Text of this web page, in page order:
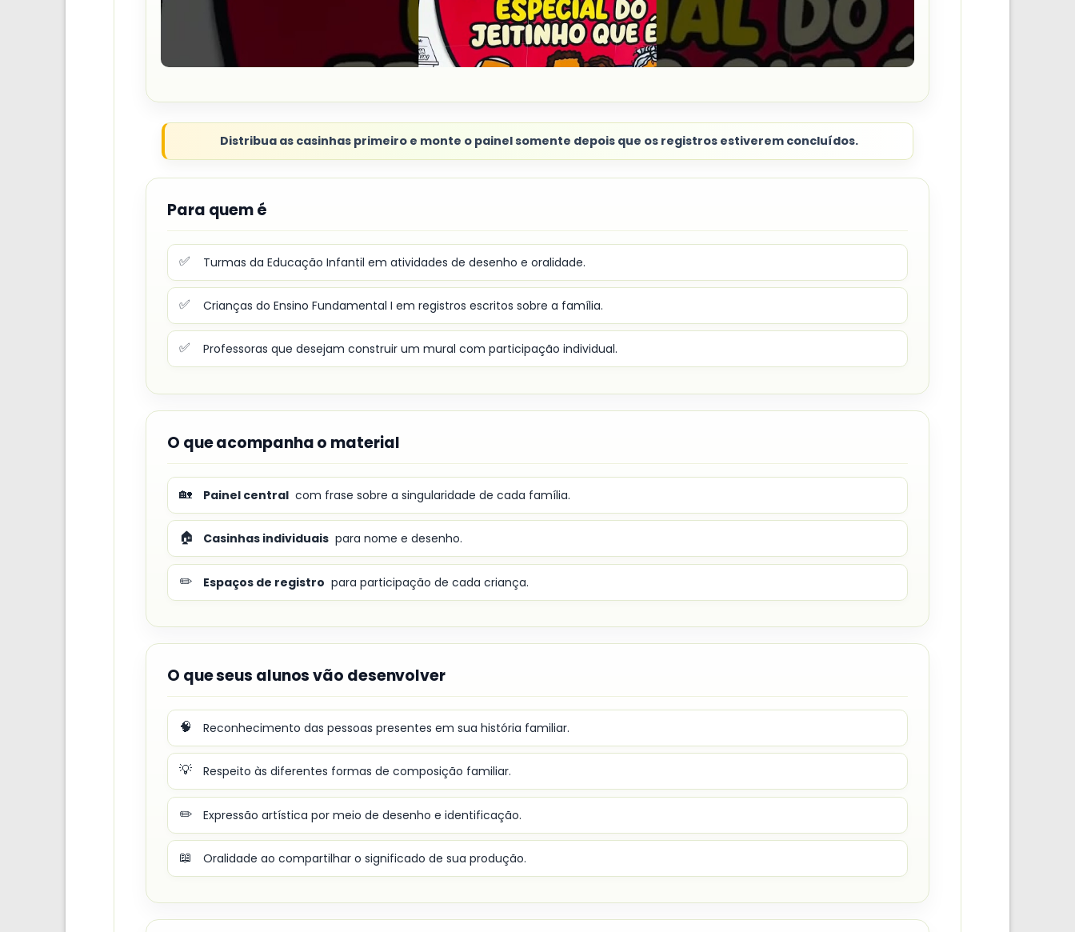
Distribua as casinhas primeiro e monte o painel somente depois que os registros estiverem concluídos.
Para quem é
✅ Turmas da Educação Infantil em atividades de desenho e oralidade.
✅ Crianças do Ensino Fundamental I em registros escritos sobre a família.
✅ Professoras que desejam construir um mural com participação individual.
O que acompanha o material
🏡 Painel central com frase sobre a singularidade de cada família.
🏠 Casinhas individuais para nome e desenho.
✏️ Espaços de registro para participação de cada criança.
O que seus alunos vão desenvolver
🧠 Reconhecimento das pessoas presentes em sua história familiar.
💡 Respeito às diferentes formas de composição familiar.
✏️ Expressão artística por meio de desenho e identificação.
📖 Oralidade ao compartilhar o significado de sua produção.